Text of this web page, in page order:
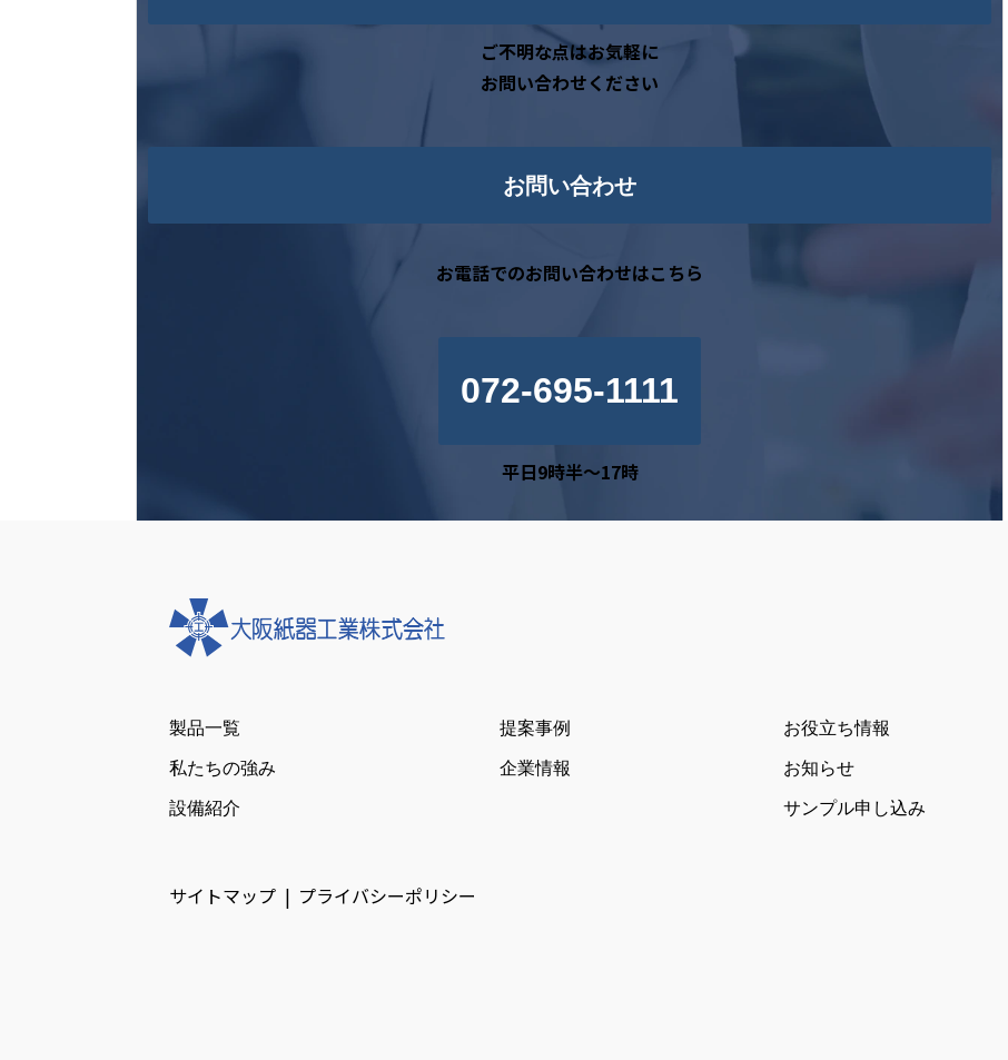
ご不明な点はお気軽に
お問い合わせください
お問い合わせ
お電話でのお問い合わせはこちら
072-695-1111
平日9時半～17時
製品一覧
私たちの強み
設備紹介
提案事例
企業情報
お役立ち情報
お知らせ
サンプル申し込み
サイトマップ プライバシーポリシー